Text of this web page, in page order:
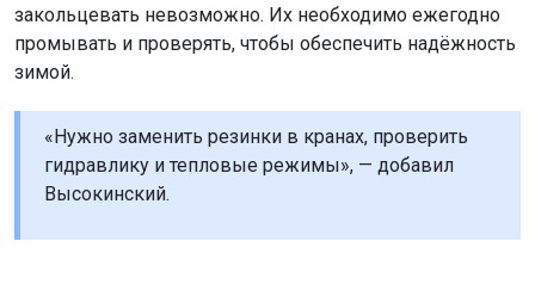
закольцевать невозможно. Их необходимо ежегодно
промывать и проверять, чтобы обеспечить надёжность
зимой.
«Нужно заменить резинки в кранах, проверить
гидравлику и тепловые режимы», — добавил
Высокинский.